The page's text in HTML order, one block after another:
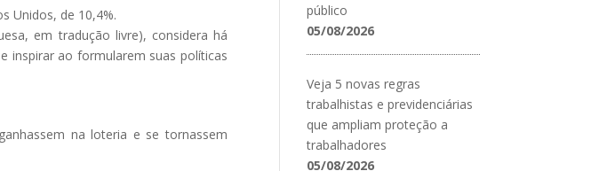
Unidos, de 10,4%.
em tradução livre), considera há
inspirar ao formularem suas políticas
na loteria e se tornassem
público
05/08/2026
Veja 5 novas regras
trabalhistas e previdenciárias
que ampliam proteção a
trabalhadores
05/08/2026